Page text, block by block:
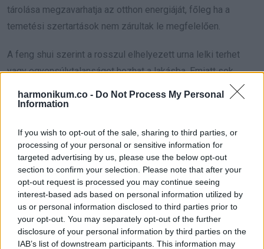
harmonikum.co - Do Not Process My Personal
Information
If you wish to opt-out of the sale, sharing to third parties, or
processing of your personal or sensitive information for
targeted advertising by us, please use the below opt-out
section to confirm your selection. Please note that after your
opt-out request is processed you may continue seeing
interest-based ads based on personal information utilized by
us or personal information disclosed to third parties prior to
your opt-out. You may separately opt-out of the further
disclosure of your personal information by third parties on the
IAB’s list of downstream participants. This information may
tárolása megzavarhatja az otthon energiáját, főleg ha a
temetési szertartások nem zárultak le megfelelően.
A feng shui szerint a rosszul elhelyezett urna lelki terhet
vagy egyensúlytalanságot hozhat a lakásba. Emiatt sok
kolumbáriumot választ, nem pedig hálószobát vagy nappalit.
Közben az ősök tisztelete továbbra is nagyon fontos marad.
A vita sokszor nem arról szól, hogy emlékeznek-e a halottra,
hanem arról, hol és hogyan teszik ezt.
Mexikói hagyományok: a
halottak a család részei
maradnak